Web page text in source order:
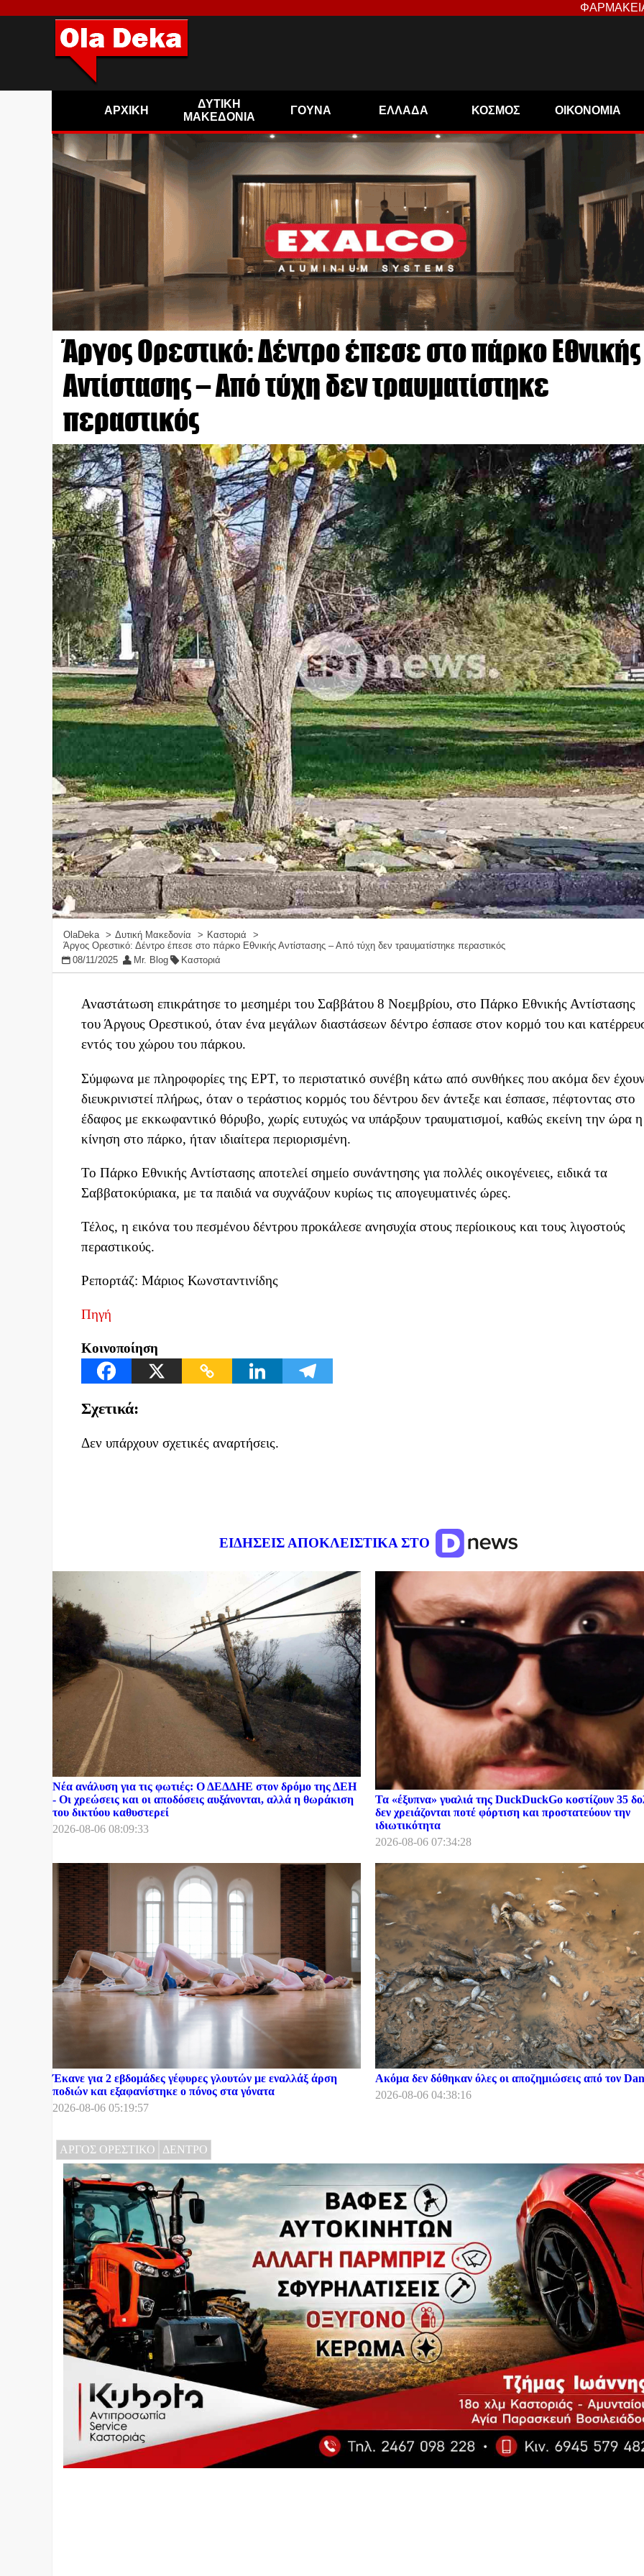
ΑΡΧΙΚΗ
ΔΥΤΙΚΗ
ΜΑΚΕΔΟΝΙΑ
ΓΟΥΝΑ ΕΛΛΑΔΑ ΚΟΣΜΟΣ ΟΙΚΟΝΟΜΙΑ
Άργος Ορεστικό: Δέντρο έπεσε στο πάρκο Εθνικής
Αντίστασης – Από τύχη δεν τραυματίστηκε
περαστικός
OlaDeka Δυτική Μακεδονία
Καστοριά
Άργος Ορεστικό: Δέντρο έπεσε στο πάρκο Εθνικής Αντίστασης – Από τύχη δεν τραυματίστηκε περαστικός
08/11/2025
Mr. Blog Καστοριά
Αναστάτωση επικράτησε το μεσημέρι του Σαββάτου 8 Νοεμβρίου, στο Πάρκο Εθνικής Αντίστασης
του Άργους Ορεστικού, όταν ένα μεγάλων διαστάσεων δέντρο έσπασε στον κορμό του και
εντός του χώρου του πάρκου.
Σύμφωνα με πληροφορίες της ΕΡΤ, το περιστατικό συνέβη κάτω από συνθήκες που ακόμα δεν
διευκρινιστεί πλήρως, όταν ο τεράστιος κορμός του δέντρου δεν άντεξε και έσπασε, πέφτοντας στο
έδαφος με εκκωφαντικό θόρυβο, χωρίς ευτυχώς να υπάρξουν τραυματισμοί, καθώς εκείνη την ώρα η
κίνηση στο πάρκο, ήταν ιδιαίτερα περιορισμένη.
Το Πάρκο Εθνικής Αντίστασης αποτελεί σημείο συνάντησης για πολλές οικογένειες, ειδικά τα
Σαββατοκύριακα, με τα παιδιά να συχνάζουν κυρίως τις απογευματινές ώρες.
Τέλος, η εικόνα του πεσμένου δέντρου προκάλεσε ανησυχία στους περίοικους και τους λιγοστούς
περαστικούς.
Ρεπορτάζ: Μάριος Κωνσταντινίδης
Πηγή
Κοινοποίηση
Σχετικά:
Δεν υπάρχουν σχετικές αναρτήσεις.
ΕΙΔΗΣΕΙΣ ΑΠΟΚΛΕΙΣΤΙΚΑ ΣΤΟ
Νέα ανάλυση για τις φωτιές: Ο ΔΕΔΔΗΕ στον δρόμο της ΔΕΗ
- Οι χρεώσεις και οι αποδόσεις αυξάνονται, αλλά η θωράκιση
του δικτύου καθυστερεί
2026-08-06 08:09:33
Τα «έξυπνα» γυαλιά της DuckDuckGo κοστίζουν 35
δεν χρειάζονται ποτέ φόρτιση και προστατεύουν την
ιδιωτικότητα
2026-08-06 07:34:28
Έκανε για 2 εβδομάδες γέφυρες γλουτών με εναλλάξ άρση
ποδιών και εξαφανίστηκε ο πόνος στα γόνατα
2026-08-06 05:19:57
Ακόμα δεν δόθηκαν όλες οι αποζημιώσεις από τον
2026-08-06 04:38:16
ΑΡΓΟΣ ΟΡΕΣΤΙΚΟ ΔΕΝΤΡΟ